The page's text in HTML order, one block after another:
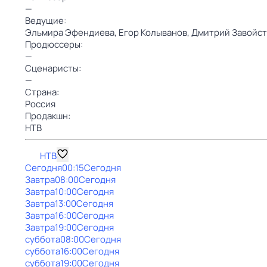
—
Ведущие:
Эльмира Эфендиева, Егор Колыванов,Дмитрий
Продюссеры:
—
Сценаристы:
—
Страна:
Россия
Продакшн:
НТВ
НТВ
Сегодня00:15Сегодня
Завтра08:00Сегодня
Завтра10:00Сегодня
Завтра13:00Сегодня
Завтра16:00Сегодня
Завтра19:00Сегодня
суббота08:00Сегодня
суббота16:00Сегодня
суббота19:00Сегодня